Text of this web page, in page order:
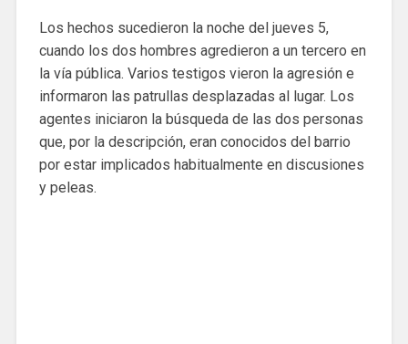
Los hechos sucedieron la noche del jueves 5,
cuando los dos hombres agredieron a un tercero en
la vía pública. Varios testigos vieron la agresión e
informaron las patrullas desplazadas al lugar. Los
agentes iniciaron la búsqueda de las dos personas
que, por la descripción, eran conocidos del barrio
por estar implicados habitualmente en discusiones
y peleas.